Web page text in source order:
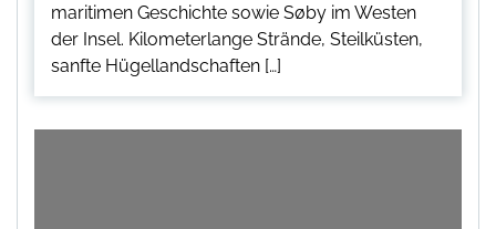
maritimen Geschichte sowie Søby im Westen
der Insel. Kilometerlange Strände, Steilküsten,
sanfte Hügellandschaften […]